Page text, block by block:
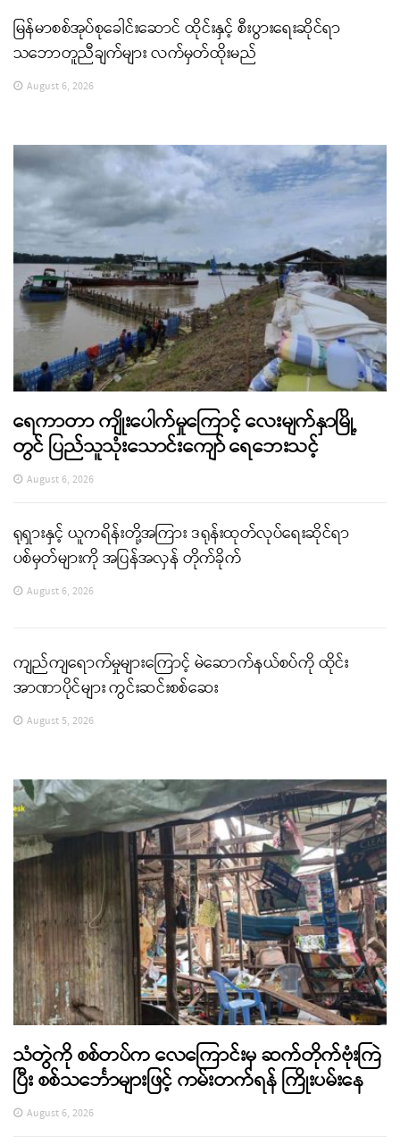
မြန်မာစစ်အုပ်စုခေါင်းဆောင် ထိုင်းနှင့် စီးပွားရေးဆိုင်ရာ
သဘောတူညီချက်များ လက်မှတ်ထိုးမည်
August 6, 2026
ရေကာတာ ကျိုးပေါက်မှုကြောင့် လေးမျက်နှာမြို့
တွင် ပြည်သူသုံးသောင်းကျော် ရေဘေးသင့်
August 6, 2026
ရုရှားနှင့် ယူကရိန်းတို့အကြား ဒရုန်းထုတ်လုပ်ရေးဆိုင်ရာ
ပစ်မှတ်များကို အပြန်အလှန် တိုက်ခိုက်
August 6, 2026
ကျည်ကျရောက်မှုများကြောင့် မဲဆောက်နယ်စပ်ကို ထိုင်း
အာဏာပိုင်များ ကွင်းဆင်းစစ်ဆေး
August 5, 2026
သံတွဲကို စစ်တပ်က လေကြောင်းမှ ဆက်တိုက်ဗုံးကြဲ
ပြီး စစ်သင်္ဘောများဖြင့် ကမ်းတက်ရန် ကြိုးပမ်းနေ
August 6, 2026